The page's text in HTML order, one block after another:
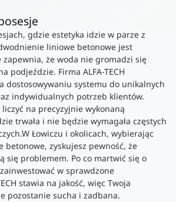
gdzie estetyka idzie w parze z
liniowe betonowe jest
zapewnia, że woda nie gromadzi się
podjeździe. Firma ALFA-TECH
dostosowywaniu systemu do unikalnych
indywidualnych potrzeb klientów.
na precyzyjnie wykonaną
trwała i nie będzie wymagała częstych
Łowiczu i okolicach, wybierając
zyskujesz pewność, że
się problemem. Po co martwić się o
w sprawdzone
stawia na jakość, więc Twoja
pozostanie sucha i zadbana.